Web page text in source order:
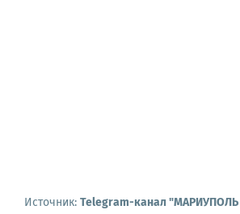
Источник: Telegram-канал "МАРИУПОЛЬ